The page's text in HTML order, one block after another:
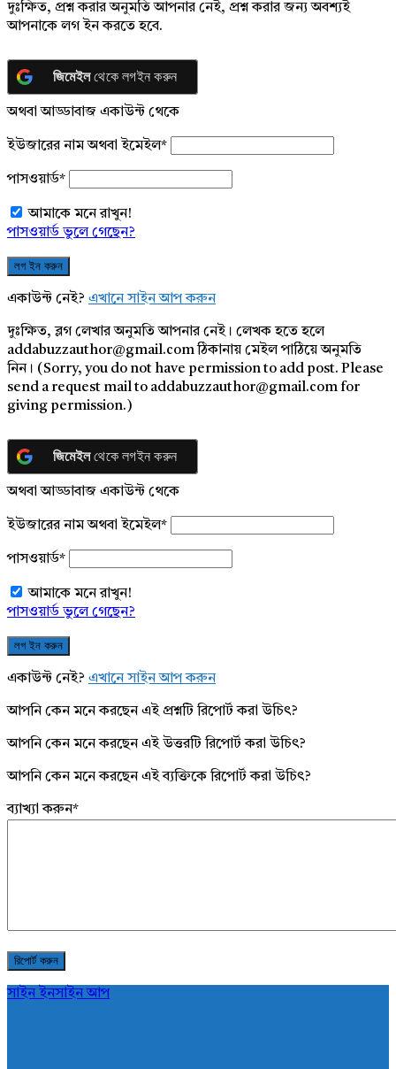
দুঃক্ষিত, প্রশ্ন করার অনুমতি আপনার নেই, প্রশ্ন করার জন্য অবশ্যই
আপনাকে লগ ইন করতে হবে.
জিমেইলথেকে লগইন করুন
অথবা আড্ডাবাজ একাউন্ট থেকে
ইউজারের নাম অথবা ইমেইল*
পাসওয়ার্ড*
আমাকে মনে রাখুন!
পাসওয়ার্ড ভুলে গেছেন?
একাউন্ট নেই? এখানে সাইন আপ করুন
দুঃক্ষিত, ব্লগ লেখার অনুমতি আপনার নেই। লেখক হতে হলে
addabuzzauthor@gmail.com ঠিকানায় মেইল পাঠিয়ে অনুমতি
নিন। (Sorry, you do not have permission to add post. Please
send a request mail to addabuzzauthor@gmail.com for
giving permission.)
জিমেইলথেকে লগইন করুন
অথবা আড্ডাবাজ একাউন্ট থেকে
ইউজারের নাম অথবা ইমেইল*
পাসওয়ার্ড*
আমাকে মনে রাখুন!
পাসওয়ার্ড ভুলে গেছেন?
একাউন্ট নেই? এখানে সাইন আপ করুন
আপনি কেন মনে করছেন এই প্রশ্নটি রিপোর্ট করা উচিৎ?
আপনি কেন মনে করছেন এই উত্তরটি রিপোর্ট করা উচিৎ?
আপনি কেন মনে করছেন এই ব্যক্তিকে রিপোর্ট করা উচিৎ?
ব্যাখ্যা করুন*
সাইন ইনসাইন আপ